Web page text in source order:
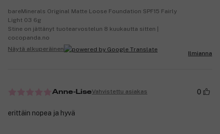
bareMinerals Original Matte Loose Foundation SPF15 Fairly
Light 03 6g
Stine on jättänyt tuotearvostelun 8 kuukautta sitten |
cocopanda.no
Näytä alkuperäinen
Ilmianna
Anne-LiseVahvistettu asiakas 0
erittäin nopea ja hyvä